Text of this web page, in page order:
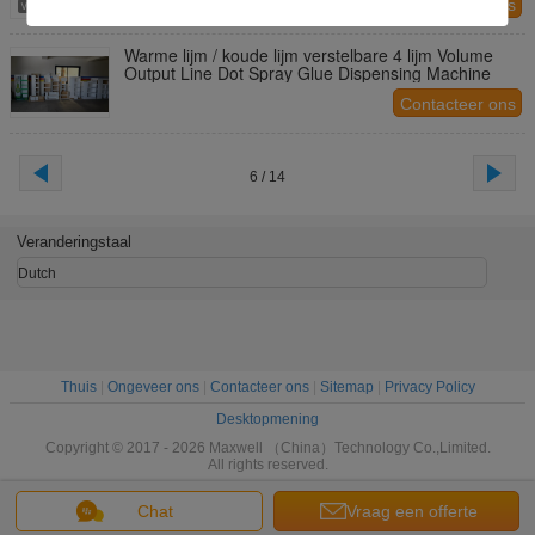
Contacteer ons
Warme lijm / koude lijm verstelbare 4 lijm Volume
Output Line Dot Spray Glue Dispensing Machine
Contacteer ons
6 / 14
Chat Vraag een offerte
Veranderingstaal
Dutch
Thuis| Ongeveer ons| Contacteer ons| Sitemap
Privacy Policy
Desktopmening
Copyright © 2017 - 2026 Maxwell （China）Technology Co.,Limited.
All rights reserved.